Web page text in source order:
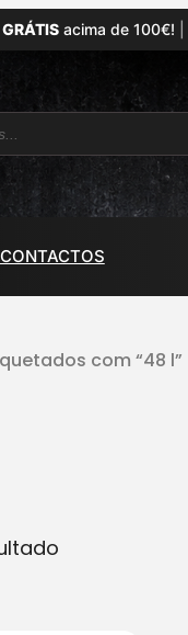
acima de 100€!
CONTACTOS
com “48 l”